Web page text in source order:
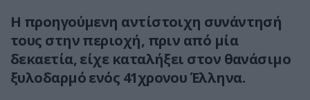
Η προηγούμενη αντίστοιχη συνάντησή
τους στην περιοχή, πριν από μία
δεκαετία, είχε καταλήξει στον θανάσιμο
ξυλοδαρμό ενός 41χρονου Έλληνα.